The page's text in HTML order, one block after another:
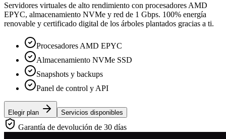
Servidores virtuales de alto rendimiento con procesadores AMD
EPYC, almacenamiento NVMe y red de 1 Gbps. 100% energía
renovable y certificado digital de los árboles plantados gracias a ti.
Procesadores AMD EPYC
Almacenamiento NVMe SSD
Snapshots y backups
Panel de control y API
Elegir plan Servicios disponibles
Garantía de devolución de 30 días